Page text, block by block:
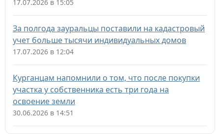
17.07.2026 в 15:05
За полгода зауральцы поставили на кадастровый
учет больше тысячи индивидуальных домов
17.07.2026 в 12:04
Курганцам напомнили о том, что после покупки
участка у собственника есть три года на
освоение земли
30.06.2026 в 14:51